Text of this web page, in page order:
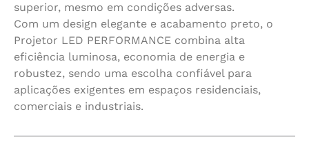
superior, mesmo em condições adversas.
Com um design elegante e acabamento preto, o
Projetor LED PERFORMANCE combina alta
eficiência luminosa, economia de energia e
robustez, sendo uma escolha confiável para
aplicações exigentes em espaços residenciais,
comerciais e industriais.